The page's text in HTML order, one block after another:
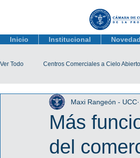
Inicio Institucional
Ver Todo Centros Comerciales a Cielo Abierto
Actualidad Comercial Capacitación y
Tienda Salta Salta Black Friday
Más
del
Maxi Rangeón - UCC